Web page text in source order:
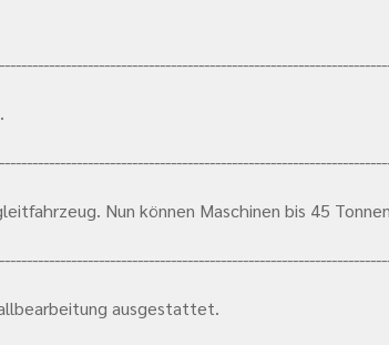
Nun können Maschinen bis 45
ausgestattet.